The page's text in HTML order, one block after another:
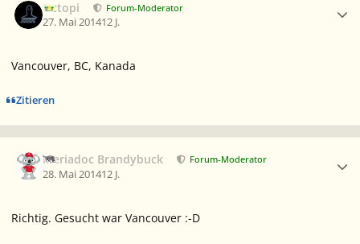
Octopi Forum-Moderator
27. Mai 201412 J.
Vancouver, BC, Kanada
Zitieren
Meriadoc Brandybuck Forum-Moderator
28. Mai 201412 J.
Richtig. Gesucht war Vancouver :-D